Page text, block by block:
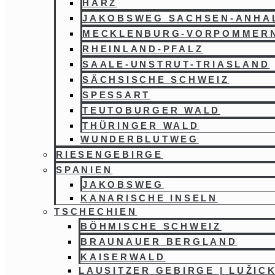
HARZ
JAKOBSWEG SACHSEN-
MECKLENBURG-
RHEINLAND-PFALZ
SAALE-UNSTRUT-TRIASLAND
SÄCHSISCHE SCHWEIZ
SPESSART
TEUTOBURGER WALD
THÜRINGER WALD
WUNDERBLUTWEG
RIESENGEBIRGE
SPANIEN
JAKOBSWEG
KANARISCHE INSELN
TSCHECHIEN
BÖHMISCHE SCHWEIZ
BRAUNAUER BERGLAND
KAISERWALD
LAUSITZER GEBIRGE |